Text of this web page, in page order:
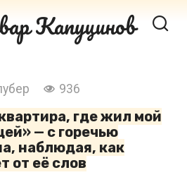
Капуцинов
936
где жил мой
— с горечью
наблюдая, как
от её слов